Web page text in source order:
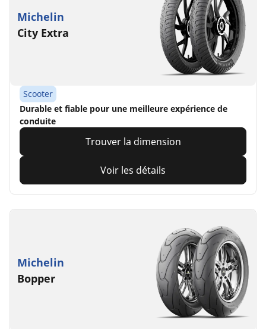
Michelin
City Extra
Scooter
Durable et fiable pour une meilleure expérience de
conduite
Trouver la dimension
Voir les détails
Michelin
Bopper